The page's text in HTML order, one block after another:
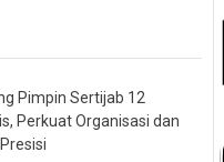
Pimpin Sertijab 12
Perkuat Organisasi dan